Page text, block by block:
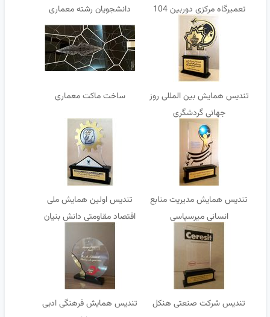
تعمیرگاه مرکزی دوربین 104
دانشجویان رشته معماری
تندیس همایش بین المللی روز
جهانی گردشگری
ساخت ماکت معماری
تندیس همایش مدیریت منابع
انسانی میرسپاسی
تندیس اولین همایش ملی
اقتصاد مقاومتی دانش بنیان
تندیس شرکت صنعتی هنکل
تندیس همایش فرهنگی ادبی